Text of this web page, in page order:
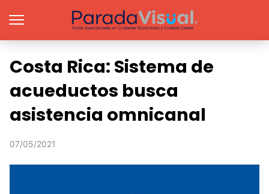
Costa Rica: Sistema de
acueductos busca
asistencia omnicanal
07/05/2021